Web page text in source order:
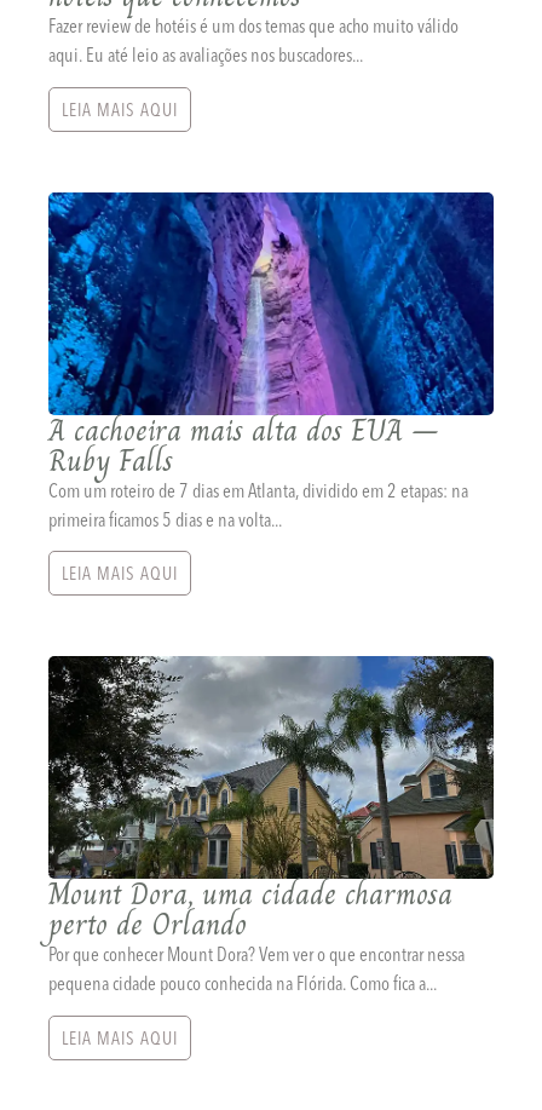
Fazer review de hotéis é um dos temas que acho muito válido
aqui. Eu até leio as avaliações nos buscadores...
LEIA MAIS AQUI
A cachoeira mais alta dos EUA –
Ruby Falls
Com um roteiro de 7 dias em Atlanta, dividido em 2 etapas: na
primeira ficamos 5 dias e na volta...
LEIA MAIS AQUI
Mount Dora, uma cidade charmosa
perto de Orlando
Por que conhecer Mount Dora? Vem ver o que encontrar nessa
pequena cidade pouco conhecida na Flórida. Como fica a...
LEIA MAIS AQUI